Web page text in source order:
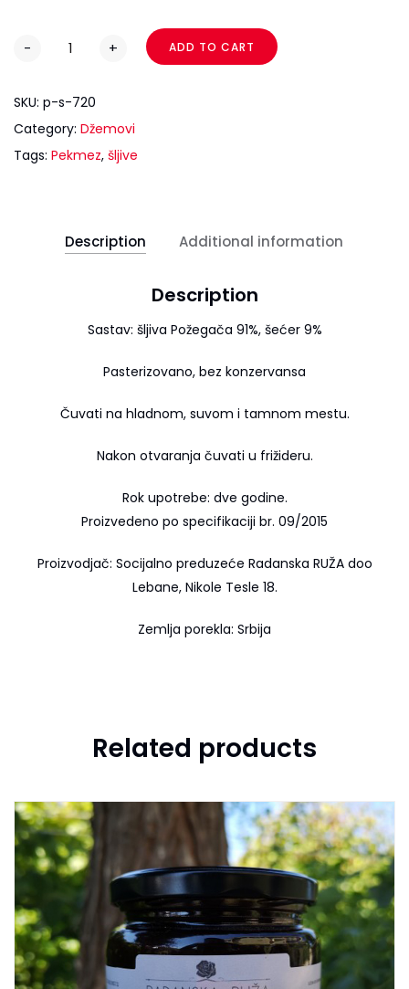
- + ADD TO CART
SKU: p-s-720
Category: Džemovi
Tags: Pekmez, šljive
Description Additional information
Description
Sastav: šljiva Požegača 91%, šećer 9%
Pasterizovano, bez konzervansa
Čuvati na hladnom, suvom i tamnom mestu.
Nakon otvaranja čuvati u frižideru.
Rok upotrebe: dve godine.
Proizvedeno po specifikaciji br. 09/2015
Proizvodjač: Socijalno preduzeće Radanska RUŽA doo
Lebane, Nikole Tesle 18.
Zemlja porekla: Srbija
Related products